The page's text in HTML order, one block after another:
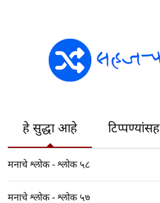
हे सुद्धा आहे टिप्पण्यांसह
मनाचे श्लोक - श्लोक ५८
मनाचे श्लोक - श्लोक ५७